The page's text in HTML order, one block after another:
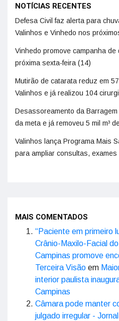
NOTÍCIAS RECENTES
Defesa Civil faz alerta para
Valinhos e Vinhedo nos
Vinhedo promove campanha
próxima sexta-feira (14)
Mutirão de catarata reduz em
Valinhos e já realizou 104
Desassoreamento da
da meta e já removeu 5 mil m³
Valinhos lança Programa Mais
para ampliar consultas, exames
MAIS COMENTADOS
“Paciente em primeiro
Crânio-Maxilo-Facial
Campinas promove
Terceira Visão em
interior paulista
Campinas
Câmara pode manter
julgado irregular -